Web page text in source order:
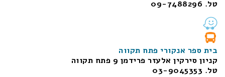
טל. 09-7488296
בית ספר אנקורי פתח תקווה
קניון סירקין אלעזר פרידמן 9 פתח תקווה
טל. 03-9045353